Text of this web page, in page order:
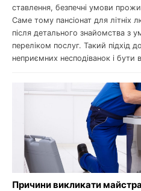
ставлення, безпечні умови
Саме тому пансіонат для літніх
після детального знайомства з
переліком послуг. Такий підхід
неприємних несподіванок і
Причини викликати